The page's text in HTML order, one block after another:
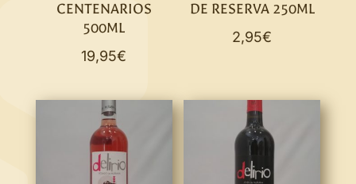
CENTENARIOS
500ML
19,95€
DE RESERVA 250ML
2,95€